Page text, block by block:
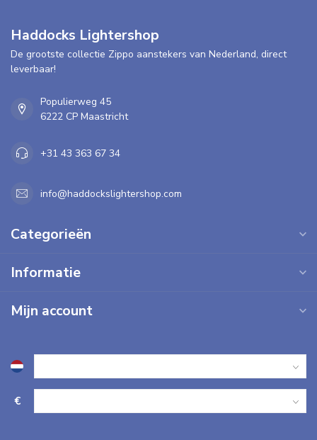
Haddocks Lightershop
De grootste collectie Zippo aanstekers van Nederland, direct
leverbaar!
Populierweg 45
6222 CP Maastricht
+31 43 363 67 34
info@haddockslightershop.com
Categorieën
Informatie
Mijn account
€